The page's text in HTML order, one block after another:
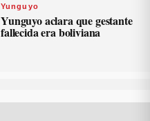
Yunguyo
Yunguyo aclara que gestante
fallecida era boliviana